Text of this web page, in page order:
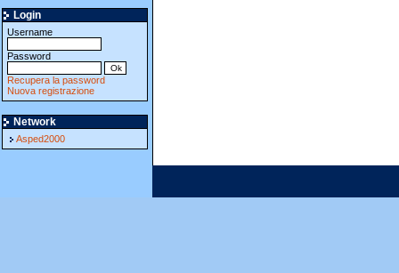
Login
Username
Password
Recupera la password
Nuova registrazione
Network
Asped2000